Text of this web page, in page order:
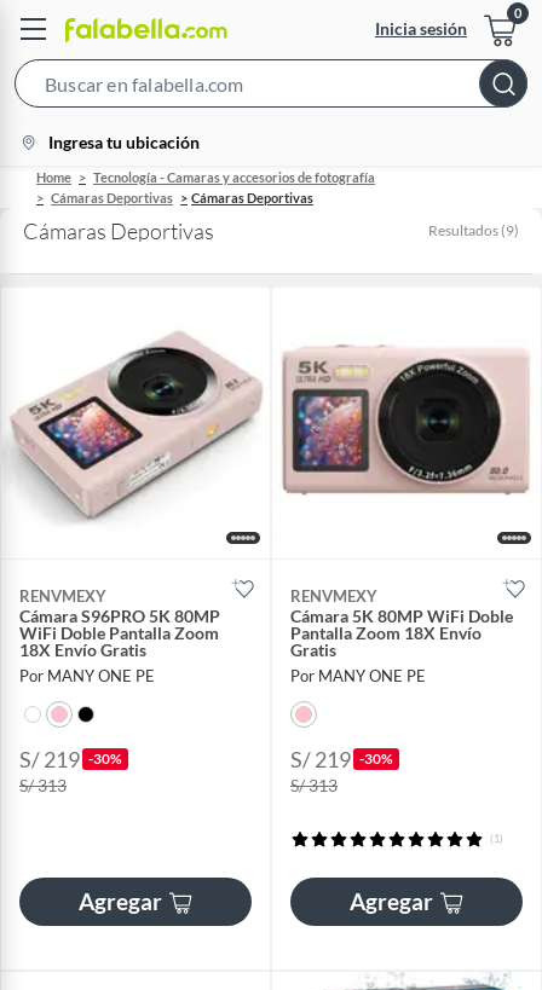
Inicia sesión
Bar
location-
icon
Ingresa tu ubicación
Home
Tecnología - Camaras y accesorios de fotografía
Cámaras Deportivas
Cámaras Deportivas
Cámaras Deportivas Resultados (9)
RENVMEXY
Cámara S96PRO 5K 80MP
WiFi Doble Pantalla Zoom
18X Envío Gratis
Por MANY ONE PE
S/ 219 -30%
S/ 313
Agregar
RENVMEXY
Cámara 5K 80MP WiFi Doble
Pantalla Zoom 18X Envío
Gratis
Por MANY ONE PE
S/ 219 -30%
S/ 313
(1)
Agregar